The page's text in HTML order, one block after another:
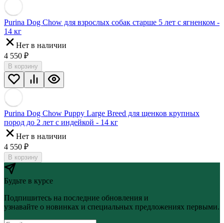
Purina Dog Chow для взрослых собак старше 5 лет с ягненком -
14 кг
Нет в наличии
4 550 ₽
В корзину
Purina Dog Chow Puppy Large Breed для щенков крупных
пород до 2 лет с индейкой - 14 кг
Нет в наличии
4 550 ₽
В корзину
Будьте в курсе
Подпишитесь на последние обновления и
узнавайте о новинках и специальных предложениях первыми.